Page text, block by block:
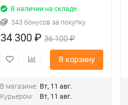
В наличии на складе
343 бонусов за покупку
34 300 ₽36 100 ₽
В корзину
В магазине: Вт, 11 авг.
Курьером:
Вт, 11 авг.